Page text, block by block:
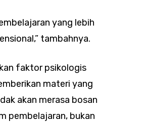
yang lebih
tambahnya.
faktor psikologis
materi yang
akan merasa bosan
pembelajaran, bukan